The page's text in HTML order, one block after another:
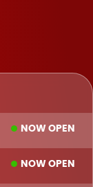
NOW OPEN
NOW OPEN